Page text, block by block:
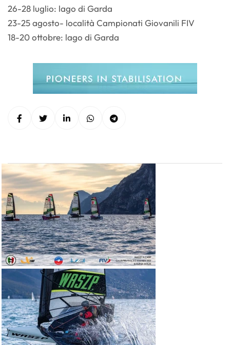
26-28 luglio: lago di Garda
23-25 agosto- località Campionati Giovanili FIV
18-20 ottobre: lago di Garda